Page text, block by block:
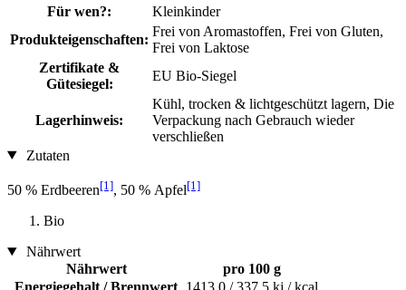
Für wen?:
Kleinkinder
Produkteigenschaften:
Frei von Aromastoffen, Frei von Gluten,
Frei von Laktose
Zertifikate &
Gütesiegel:
EU Bio-Siegel
Lagerhinweis:
Kühl, trocken & lichtgeschützt lagern, Die
Verpackung nach Gebrauch wieder
verschließen
Zutaten
50 % Erdbeeren[1], 50 % Apfel[1]
Bio
Nährwert
Nährwert
pro 100 g
Energiegehalt / Brennwert 1413,0 / 337,5 kj / kcal